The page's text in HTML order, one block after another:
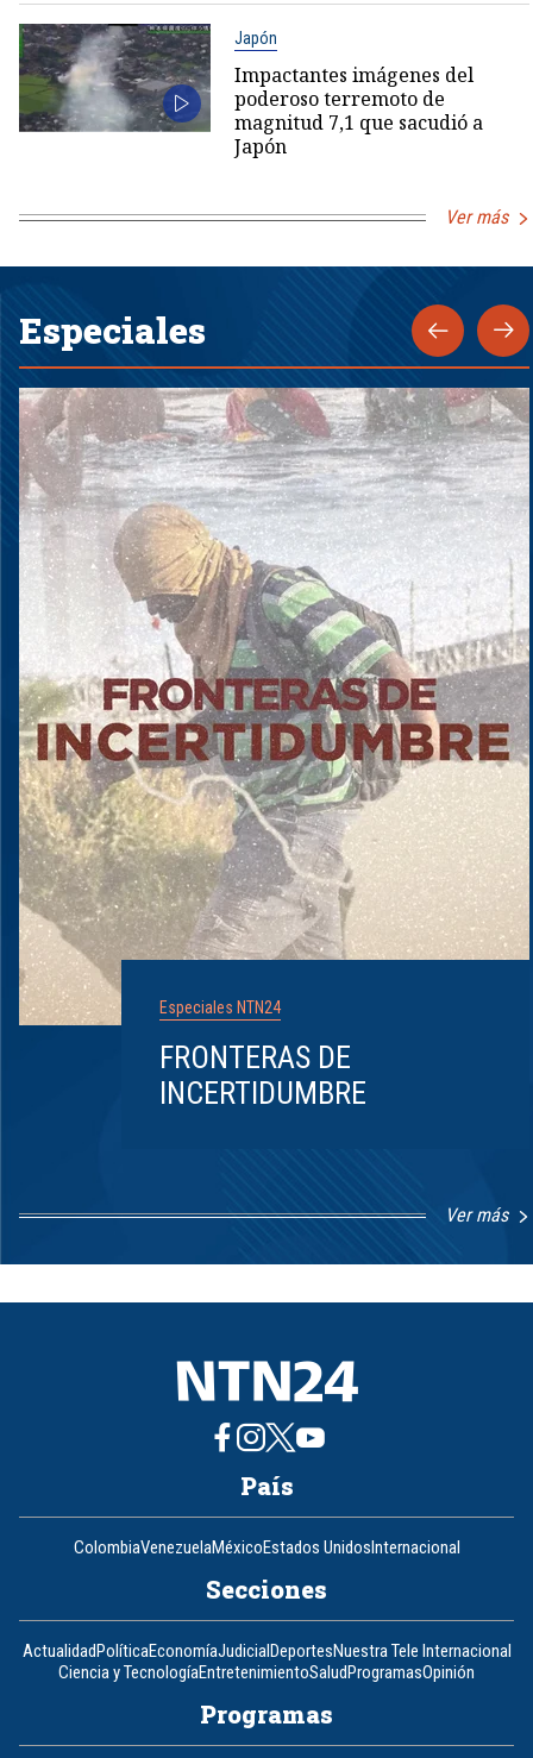
Japón
Impactantes imágenes del
poderoso terremoto de
magnitud 7,1 que sacudió a
Japón
Ver más
Especiales
Especiales NTN24
FRONTERAS DE
INCERTIDUMBRE
Ver más
1
8
País
ColombiaVenezuelaMéxicoEstados Unidos Internacional
Secciones
Actualidad PolíticaEconomíaJudicial DeportesNuestra Tele Internacional
Ciencia y TecnologíaEntretenimientoSalud ProgramasOpinión
Programas